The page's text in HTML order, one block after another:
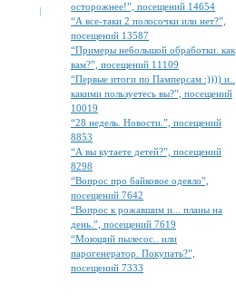
осторожнее!”, посещений 14654
“А все-таки 2 полосочки или нет?”,
посещений 13587
“Примеры небольшой обработки. как
вам?”, посещений 11109
“Первые итоги по Памперсам :)))) и..
какими пользуетесь вы?”, посещений
10019
“28 недель. Новости.”, посещений
8853
“А вы кутаете детей?”, посещений
8298
“Вопрос про байковое одеяло”,
посещений 7642
“Вопрос к рожавшим и... планы на
день.”, посещений 7619
“Моющий пылесос.. или
парогенератор. Покупать?”,
посещений 7333